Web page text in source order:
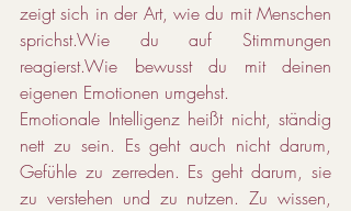
zeigt sich in der Art, wie du mit Menschen
sprichst.Wie du auf Stimmungen
reagierst.Wie bewusst du mit deinen
eigenen Emotionen umgehst.
Emotionale Intelligenz heißt nicht, ständig
nett zu sein. Es geht auch nicht darum,
Gefühle zu zerreden. Es geht darum, sie
zu verstehen und zu nutzen. Zu wissen,